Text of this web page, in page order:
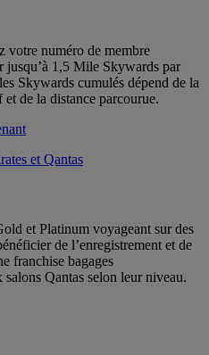
votre numéro de membre
jusqu’à 1,5 Mile Skywards par
Skywards cumulés dépend de la
de la distance parcourue.
et Qantas
et Platinum voyageant sur des
de l’enregistrement et de
franchise bagages
salons Qantas selon leur niveau.